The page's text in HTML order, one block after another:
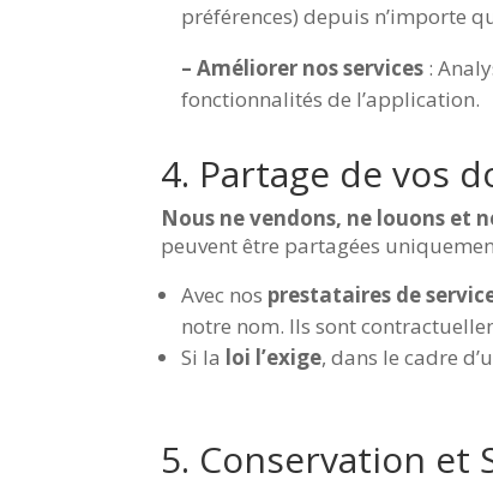
préférences) depuis n’importe
– Améliorer nos services :
fonctionnalités de l’application.
4. Partage de vos
Nous ne vendons, ne louons et
peuvent être partagées
Avec nos prestataires de
notre nom. Ils sont
Si la loi l’exige, dans le cadre
5. Conservation et